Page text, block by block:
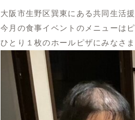
大阪市生野区巽東にある共同生活
今月の食事イベントのメニューは
ひとり１枚のホールピザにみなさ